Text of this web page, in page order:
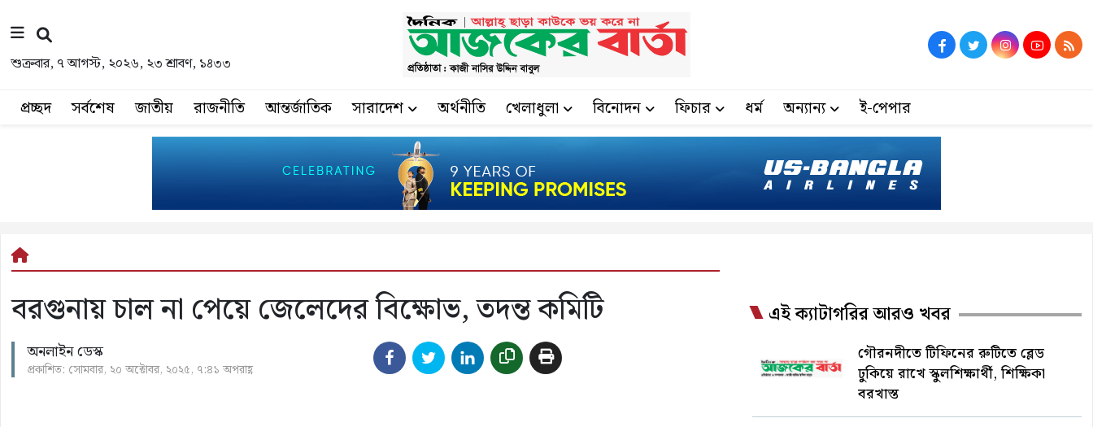
শুক্রবার, ৭ আগস্ট, ২০২৬, ২৩ শ্রাবণ, ১৪৩৩
প্রচ্ছদ সর্বশেষ জাতীয় রাজনীতি আন্তর্জাতিক সারাদেশ অর্থনীতি খেলাধুলা বিনোদন ফিচার ধর্ম অন্যান্য ই-পেপার
বরগুনায় চাল না পেয়ে জেলেদের বিক্ষোভ, তদন্ত কমিটি
অনলাইন ডেস্ক
প্রকাশিত: সোমবার, ২০ অক্টোবর, ২০২৫, ৭:৪১ অপরাহ্ণ
এই ক্যাটাগরির আরও খবর
গৌরনদীতে টিফিনের রুটিতে ব্লেড
ঢুকিয়ে রাখে স্কুলশিক্ষার্থী, শিক্ষিকা
বরখাস্ত